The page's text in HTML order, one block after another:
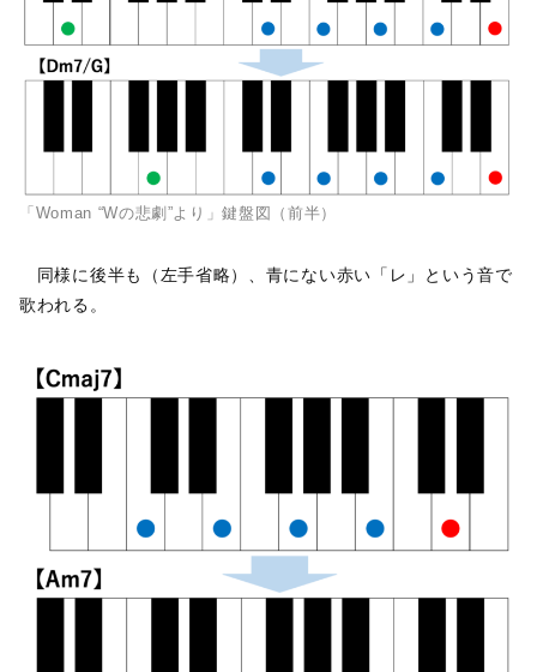
「Woman “Wの悲劇”より」鍵盤図（前半）
同様に後半も（左手省略）、青にない赤い「レ」という音で
歌われる。